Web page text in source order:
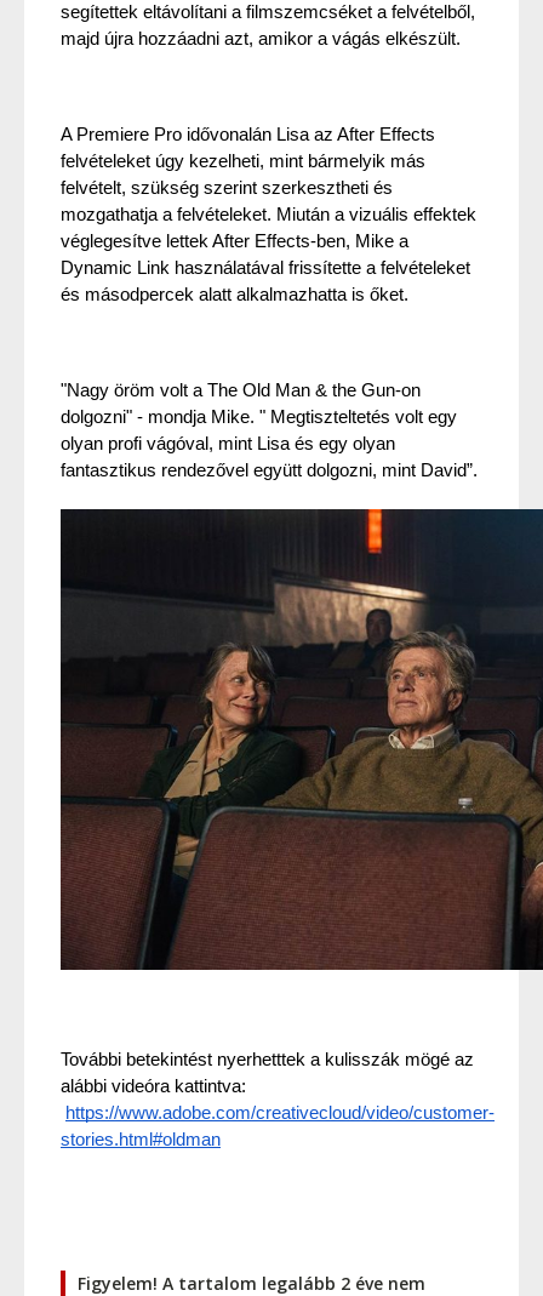
segítettek eltávolítani a filmszemcséket a felvételből,
majd újra hozzáadni azt, amikor a vágás elkészült.
A Premiere Pro idővonalán Lisa az After Effects
felvételeket úgy kezelheti, mint bármelyik más
felvételt, szükség szerint szerkesztheti és
mozgathatja a felvételeket. Miután a vizuális effektek
véglegesítve lettek After Effects-ben, Mike a
Dynamic Link használatával frissítette a felvételeket
és másodpercek alatt alkalmazhatta is őket.
"Nagy öröm volt a The Old Man & the Gun-on
dolgozni" - mondja Mike. " Megtiszteltetés volt egy
olyan profi vágóval, mint Lisa és egy olyan
fantasztikus rendezővel együtt dolgozni, mint David”.
További betekintést nyerhetttek a kulisszák mögé az
alábbi videóra kattintva:
https://www.adobe.com/creativecloud/video/customer-
stories.html#oldman
Figyelem! A tartalom legalább 2 éve nem